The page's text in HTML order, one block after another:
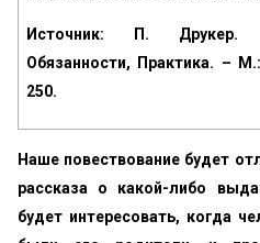
Источник: П. Друкер.
Обязанности, Практика. –
250.
Наше повествование будет
рассказа о какой-либо
будет интересовать, когда